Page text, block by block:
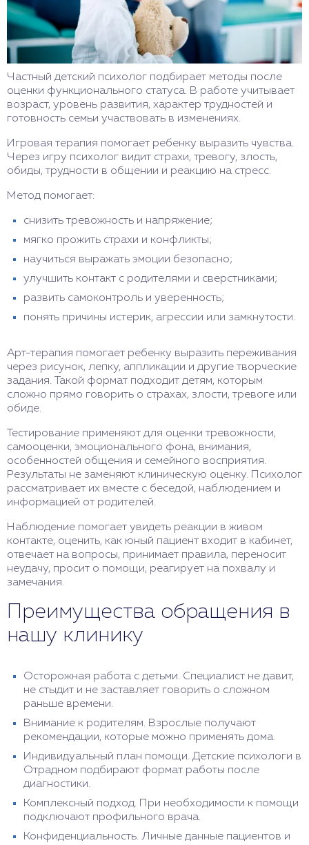
Частный детский психолог подбирает методы после
оценки функционального статуса. В работе учитывает
возраст, уровень развития, характер трудностей и
готовность семьи участвовать в изменениях.
Игровая терапия помогает ребенку выразить чувства.
Через игру психолог видит страхи, тревогу, злость,
обиды, трудности в общении и реакцию на стресс.
Метод помогает:
снизить тревожность и напряжение;
мягко прожить страхи и конфликты;
научиться выражать эмоции безопасно;
улучшить контакт с родителями и сверстниками;
развить самоконтроль и уверенность;
понять причины истерик, агрессии или замкнутости.
Арт-терапия помогает ребенку выразить переживания
через рисунок, лепку, аппликации и другие творческие
задания. Такой формат подходит детям, которым
сложно прямо говорить о страхах, злости, тревоге или
обиде.
Тестирование применяют для оценки тревожности,
самооценки, эмоционального фона, внимания,
особенностей общения и семейного восприятия.
Результаты не заменяют клиническую оценку. Психолог
рассматривает их вместе с беседой, наблюдением и
информацией от родителей.
Наблюдение помогает увидеть реакции в живом
контакте, оценить, как юный пациент входит в кабинет,
отвечает на вопросы, принимает правила, переносит
неудачу, просит о помощи, реагирует на похвалу и
замечания.
Преимущества обращения в
нашу клинику
Осторожная работа с детьми. Специалист не давит,
не стыдит и не заставляет говорить о сложном
раньше времени.
Внимание к родителям. Взрослые получают
рекомендации, которые можно применять дома.
Индивидуальный план помощи. Детские психологи в
Отрадном подбирают формат работы после
диагностики.
Комплексный подход. При необходимости к помощи
подключают профильного врача.
Конфиденциальность. Личные данные пациентов и